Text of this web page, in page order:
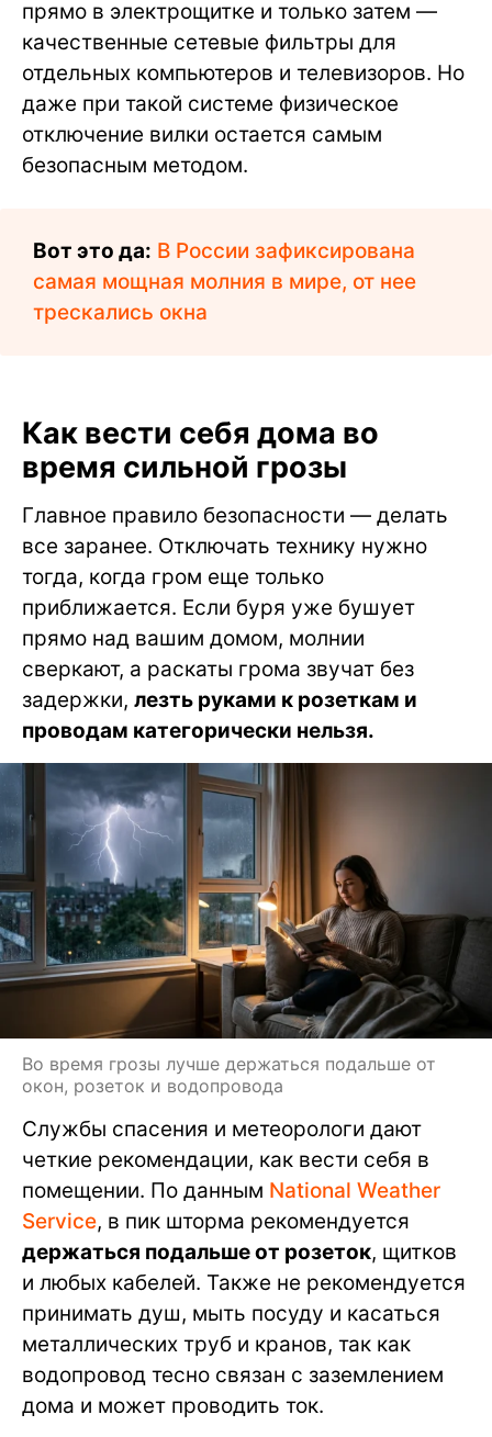
прямо в электрощитке и только затем —
качественные сетевые фильтры для
отдельных компьютеров и телевизоров. Но
даже при такой системе физическое
отключение вилки остается самым
безопасным методом.
Вот это да: В России зафиксирована
самая мощная молния в мире, от нее
трескались окна
Как вести себя дома во
время сильной грозы
Главное правило безопасности — делать
все заранее. Отключать технику нужно
тогда, когда гром еще только
приближается. Если буря уже бушует
прямо над вашим домом, молнии
сверкают, а раскаты грома звучат без
задержки, лезть руками к розеткам и
проводам категорически нельзя.
Во время грозы лучше держаться подальше от
окон, розеток и водопровода
Службы спасения и метеорологи дают
четкие рекомендации, как вести себя в
помещении. По данным National Weather
Service, в пик шторма рекомендуется
держаться подальше от розеток, щитков
и любых кабелей. Также не рекомендуется
принимать душ, мыть посуду и касаться
металлических труб и кранов, так как
водопровод тесно связан с заземлением
дома и может проводить ток.